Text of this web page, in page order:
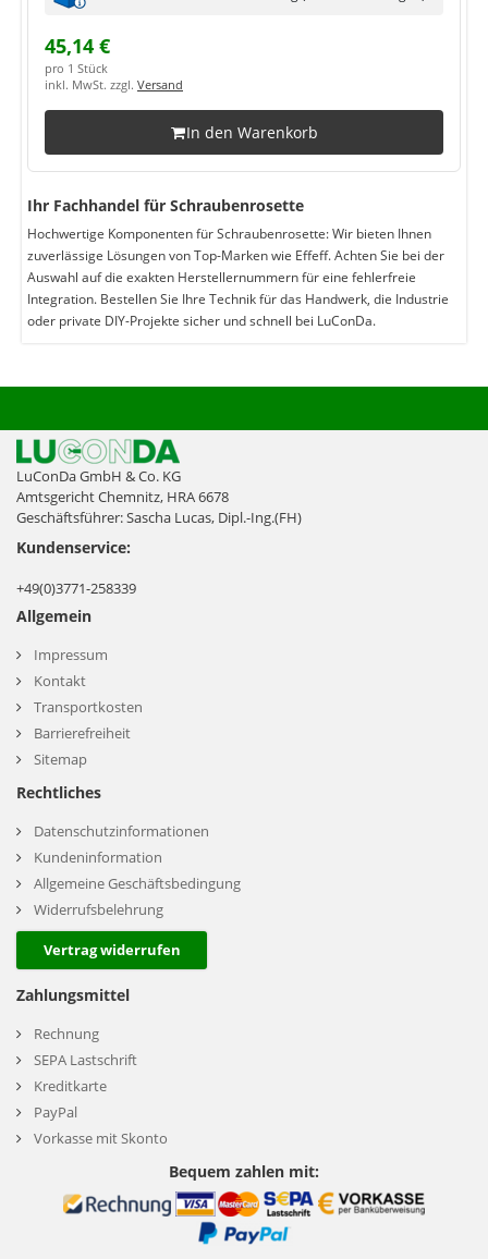
45,14 €
pro 1 Stück
inkl. MwSt. zzgl. Versand
In den Warenkorb
Ihr Fachhandel für Schraubenrosette
Hochwertige Komponenten für Schraubenrosette: Wir bieten Ihnen
zuverlässige Lösungen von Top-Marken wie Effeff. Achten Sie bei der
Auswahl auf die exakten Herstellernummern für eine fehlerfreie
Integration. Bestellen Sie Ihre Technik für das Handwerk, die Industrie
oder private DIY-Projekte sicher und schnell bei LuConDa.
LuConDa GmbH & Co. KG
Amtsgericht Chemnitz, HRA 6678
Geschäftsführer: Sascha Lucas, Dipl.-Ing.(FH)
Kundenservice:
+49(0)3771-258339
Allgemein
Impressum
Kontakt
Transportkosten
Barrierefreiheit
Sitemap
Rechtliches
Datenschutzinformationen
Kundeninformation
Allgemeine Geschäftsbedingung
Widerrufsbelehrung
Vertrag widerrufen
Zahlungsmittel
Rechnung
SEPA Lastschrift
Kreditkarte
PayPal
Vorkasse mit Skonto
Bequem zahlen mit: